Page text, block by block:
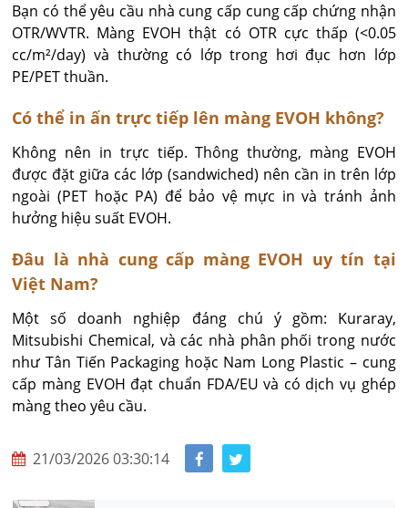
Bạn có thể yêu cầu nhà cung cấp cung cấp chứng nhận
OTR/WVTR. Màng EVOH thật có OTR cực thấp (<0.05
cc/m²/day) và thường có lớp trong hơi đục hơn lớp
PE/PET thuần.
Có thể in ấn trực tiếp lên màng EVOH không?
Không nên in trực tiếp. Thông thường, màng EVOH
được đặt giữa các lớp (sandwiched) nên cần in trên lớp
ngoài (PET hoặc PA) để bảo vệ mực in và tránh ảnh
hưởng hiệu suất EVOH.
Đâu là nhà cung cấp màng EVOH uy tín tại
Việt Nam?
Một số doanh nghiệp đáng chú ý gồm: Kuraray,
Mitsubishi Chemical, và các nhà phân phối trong nước
như Tân Tiến Packaging hoặc Nam Long Plastic – cung
cấp màng EVOH đạt chuẩn FDA/EU và có dịch vụ ghép
màng theo yêu cầu.
21/03/2026 03:30:14